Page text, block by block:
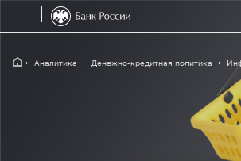
Аналитика Денежно-кредитная политика